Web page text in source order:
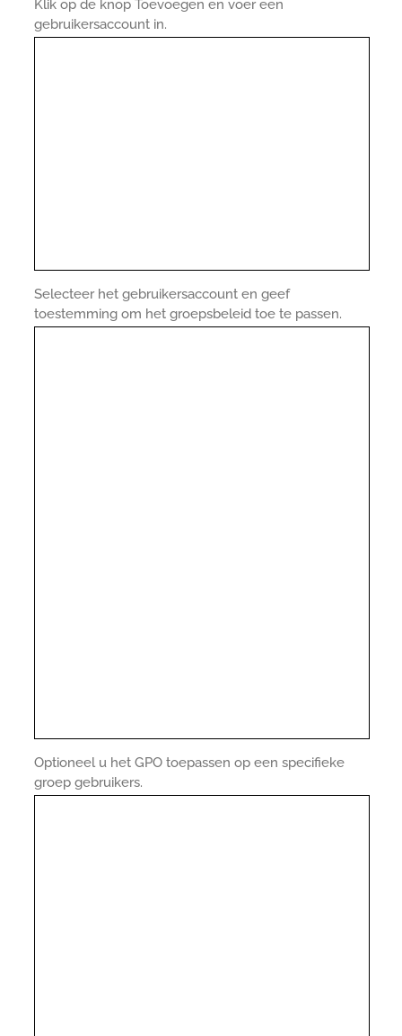
Klik op de knop Toevoegen en voer een
gebruikersaccount in.
Selecteer het gebruikersaccount en geef
toestemming om het groepsbeleid toe te passen.
Optioneel u het GPO toepassen op een specifieke
groep gebruikers.